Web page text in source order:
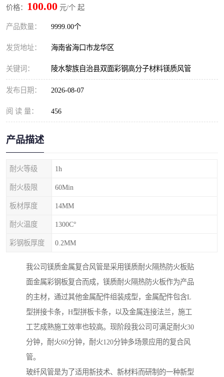
价格： 100.00 元/个 起
产品数量： 9999.00个
发货地址： 海南省海口市龙华区
关键词： 陵水黎族自治县双面彩钢高分子材料镁质风管
发布日期： 2026-08-07
阅 读 量： 456
产品描述
耐火等级 1h
耐火极限 60Min
板材厚度 14MM
耐火温度 1300C°
彩钢板厚度 0.2MM
我公司镁质金属复合风管是采用镁质耐火隔热防火板贴
面金属彩钢板复合而成，镁质耐火隔热防火板作为产品
的主材，通过其他金属配件组装成型，金属配件包含L
型拼接卡条，H型拼板卡条，以及金属连接法兰，施工
工艺成熟施工效率也较高。现阶段我公司可满足耐火30
分钟，耐火60分钟，耐火120分钟多场景应用的复合风
管。
玻纤风管是为了适用新技术、新材料而研制的一种新型